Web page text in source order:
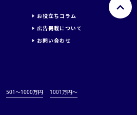
お役立ちコラム
広告掲載について
お問い合わせ
501～1000万円 1001万円〜